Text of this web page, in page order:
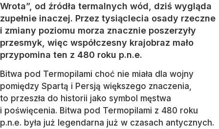
Wrota”, od źródła termalnych wód, dziś wygląda
zupełnie inaczej. Przez tysiąclecia osady rzeczne
i zmiany poziomu morza znacznie poszerzyły
przesmyk, więc współczesny krajobraz mało
przypomina ten z 480 roku p.n.e.
Bitwa pod Termopilami choć nie miała dla wojny
pomiędzy Spartą i Persją większego znaczenia,
to przeszła do historii jako symbol męstwa
i poświęcenia. Bitwa pod Termopilami z 480 roku
p.n.e. była już legendarna już w czasach antycznych.